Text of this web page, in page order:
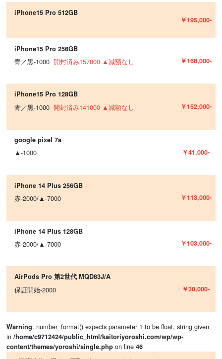
iPhone15 Pro 512GB
￥195,000-
iPhone15 Pro 256GB
青／黒-1000 開封済み157000 ▲減額なし ￥168,000-
iPhone15 Pro 128GB
青／黒-1000 開封済み141000 ▲減額なし ￥152,000-
google pixel 7a
▲-1000 ￥41,000-
iPhone 14 Plus 256GB
赤-2000/▲-7000 ￥113,000-
iPhone 14 Plus 128GB
赤-2000/▲-7000 ￥103,000-
AirPods Pro 第2世代 MQD83J/A
保証開始-2000 ￥30,000-
Warning: number_format() expects parameter 1 to be float, string given
in /home/c9712424/public_html/kaitoriyoroshi.com/wp/wp-
content/themes/yoroshi/single.phpon line 46